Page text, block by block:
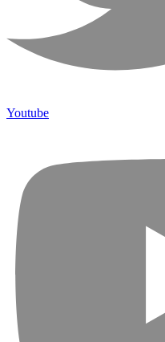
Youtube